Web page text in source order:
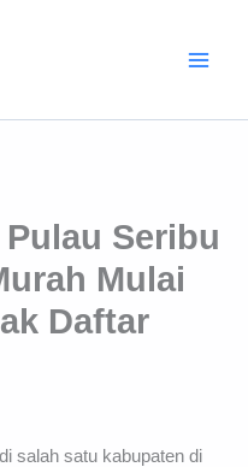
Seribu
Mulai
Daftar
salah satu kabupaten di